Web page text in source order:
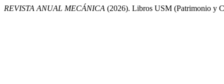
REVISTA ANUAL MECÁNICA (2026). Libros USM (Patrimonio y